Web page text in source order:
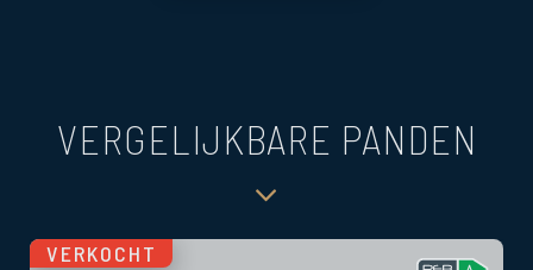
VERGELIJKBARE PANDEN
VERKOCHT